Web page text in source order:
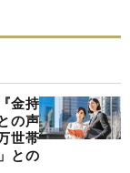
金持
の声
世帯
との